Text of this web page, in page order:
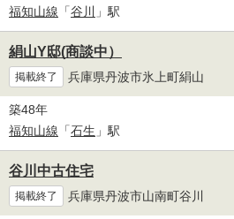
福知山線 「谷川 」駅
絹山Y邸(商談中）
掲載終了 兵庫県丹波市氷上町絹山
築48年
福知山線 「石生 」駅
谷川中古住宅
掲載終了 兵庫県丹波市山南町谷川